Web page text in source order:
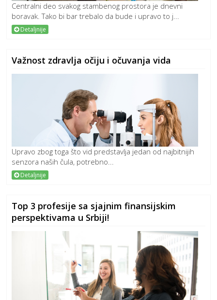
Centralni deo svakog stambenog prostora je dnevni
boravak. Tako bi bar trebalo da bude i upravo to j...
Detaljnije
Važnost zdravlja očiju i očuvanja vida
Upravo zbog toga što vid predstavlja jedan od najbitnijih
senzora naših čula, potrebno...
Detaljnije
Top 3 profesije sa sjajnim finansijskim
perspektivama u Srbiji!